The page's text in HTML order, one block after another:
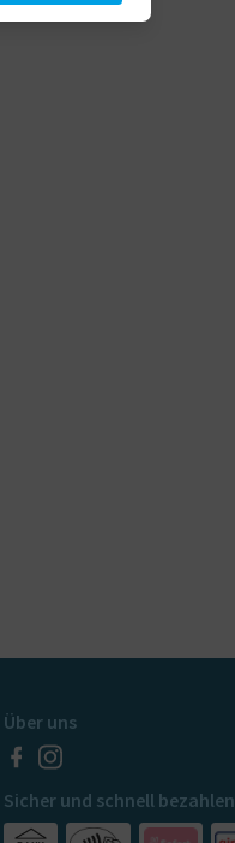
Über uns
Sicher und schnell bezahlen